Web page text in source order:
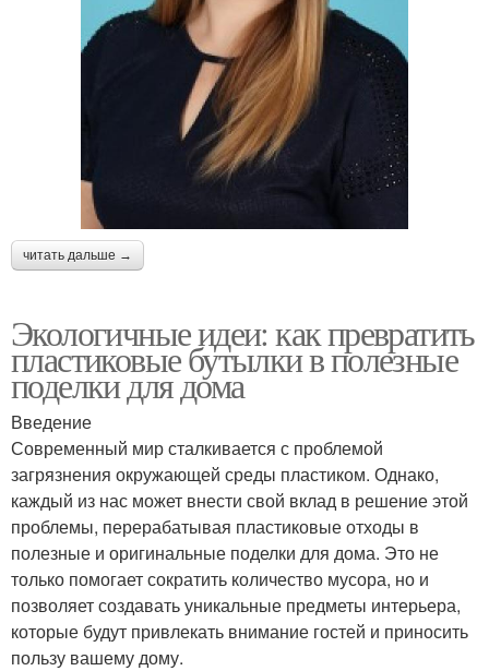
читать дальше →
Экологичные идеи: как превратить
пластиковые бутылки в полезные
поделки для дома
Введение
Современный мир сталкивается с проблемой
загрязнения окружающей среды пластиком. Однако,
каждый из нас может внести свой вклад в решение этой
проблемы, перерабатывая пластиковые отходы в
полезные и оригинальные поделки для дома. Это не
только помогает сократить количество мусора, но и
позволяет создавать уникальные предметы интерьера,
которые будут привлекать внимание гостей и приносить
пользу вашему дому.